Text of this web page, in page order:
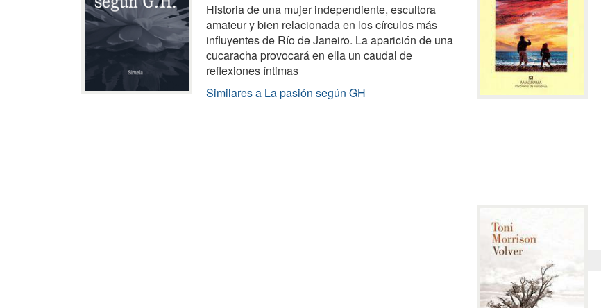
Historia de una mujer independiente, escultora
amateur y bien relacionada en los círculos más
influyentes de Río de Janeiro. La aparición de una
cucaracha provocará en ella un caudal de
reflexiones íntimas
Similares a La pasión según GH